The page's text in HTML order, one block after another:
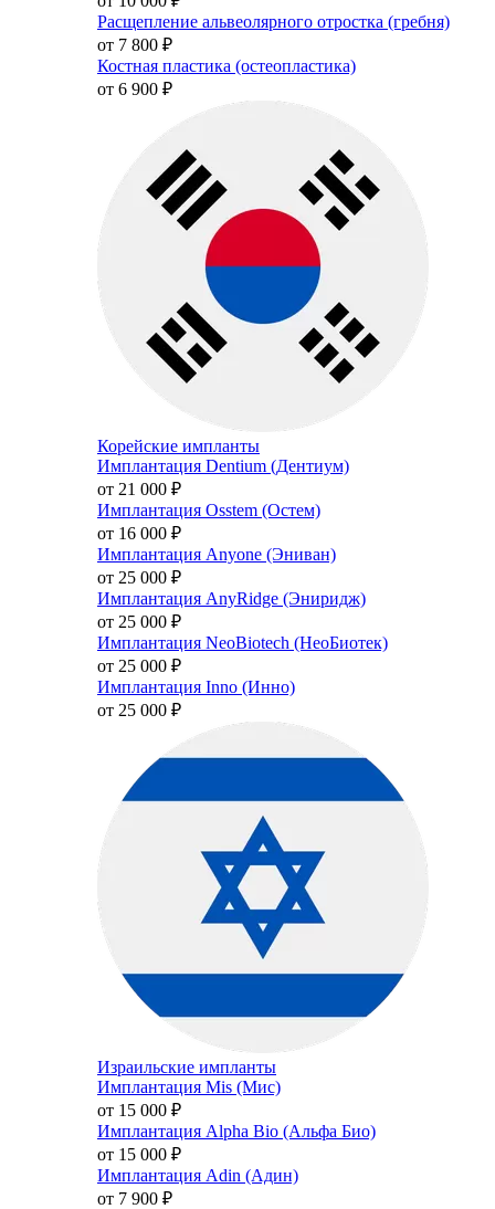
Расщепление альвеолярного отростка (гребня)
от 7 800 ₽
Костная пластика (остеопластика)
от 6 900 ₽
Корейские импланты
Имплантация Dentium (Дентиум)
от 21 000 ₽
Имплантация Osstem (Остем)
от 16 000 ₽
Имплантация Anyone (Эниван)
от 25 000 ₽
Имплантация AnyRidge (Эниридж)
от 25 000 ₽
Имплантация NeoBiotech (НеоБиотек)
от 25 000 ₽
Имплантация Inno (Инно)
от 25 000 ₽
Израильские импланты
Имплантация Mis (Мис)
от 15 000 ₽
Имплантация Alpha Bio (Альфа Био)
от 15 000 ₽
Имплантация Adin (Адин)
от 7 900 ₽